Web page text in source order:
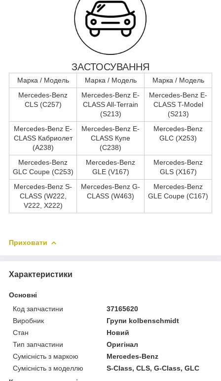
ЗАСТОСУВАННЯ
Марка / Модель Марка / Модель
Марка / Модель
Mercedes-Benz
CLS (C257)
Mercedes-Benz E-
CLASS All-Terrain
(S213)
Mercedes-Benz E-
CLASS T-Model
(S213)
Mercedes-Benz E-
CLASS Кабриолет
(A238)
Mercedes-Benz E-
CLASS Купе
(C238)
Mercedes-Benz
GLC (X253)
Mercedes-Benz
GLC Coupe (C253)
Mercedes-Benz
GLE (V167)
Mercedes-Benz
GLS (X167)
Mercedes-Benz S-
CLASS (W222,
V222, X222)
Mercedes-Benz G-
CLASS (W463)
Mercedes-Benz
GLE Coupe (C167)
Приховати
Характеристики
Основні
Код запчастини
37165620
Виробник
Групи kolbenschmidt
Стан
Новий
Тип запчастини
Оригінал
Сумісність з маркою
Mercedes-Benz
Сумісність з моделлю
S-Class, CLS, G-Class, GLC